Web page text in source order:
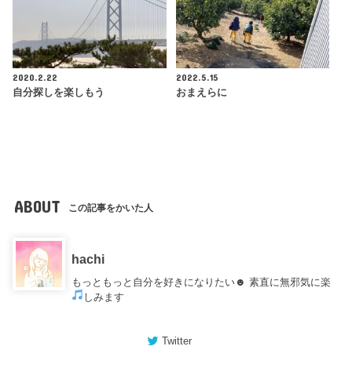
2020.2.22
自分探しを楽しもう
2022.5.15
おまえらに
ABOUT この記事をかいた人
hachi
もっともっと自分を好きになりたい☻ 素直に無邪気に楽
しみます
Twitter